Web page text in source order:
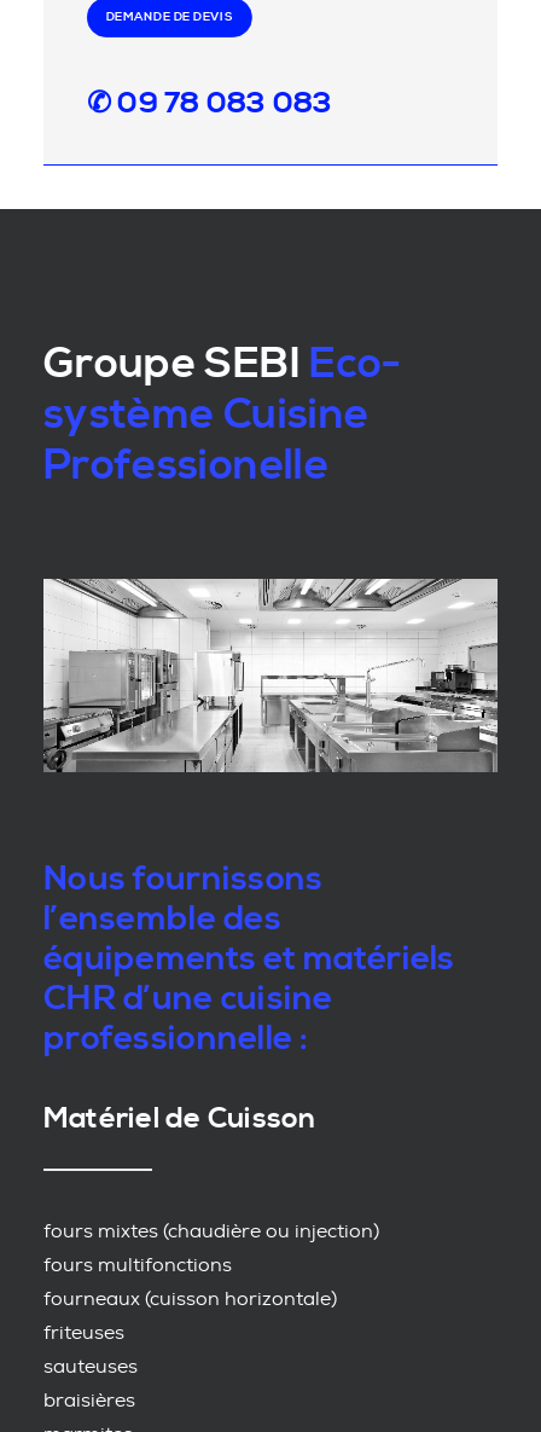
DEMANDE DE DEVIS
✆ 09 78 083 083
Groupe SEBI Eco-
système Cuisine
Professionelle
Nous fournissons
l’ensemble des
équipements et matériels
CHR d’une cuisine
professionnelle :
Matériel de Cuisson
fours mixtes (chaudière ou injection)
fours multifonctions
fourneaux (cuisson horizontale)
friteuses
sauteuses
braisières